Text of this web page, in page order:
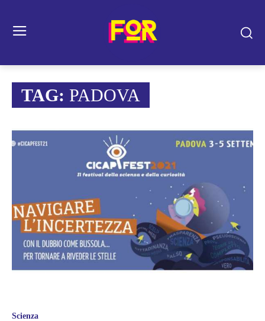
TAG: PADOVA
Scienza